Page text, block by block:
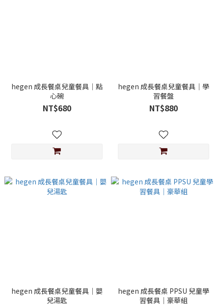
hegen 成長餐桌兒童餐具｜點
心碗
NT$680
hegen 成長餐桌兒童餐具｜學
習餐盤
NT$880
hegen 成長餐桌兒童餐具｜嬰
兒湯匙
hegen 成長餐桌 PPSU 兒童學
習餐具｜豪華組